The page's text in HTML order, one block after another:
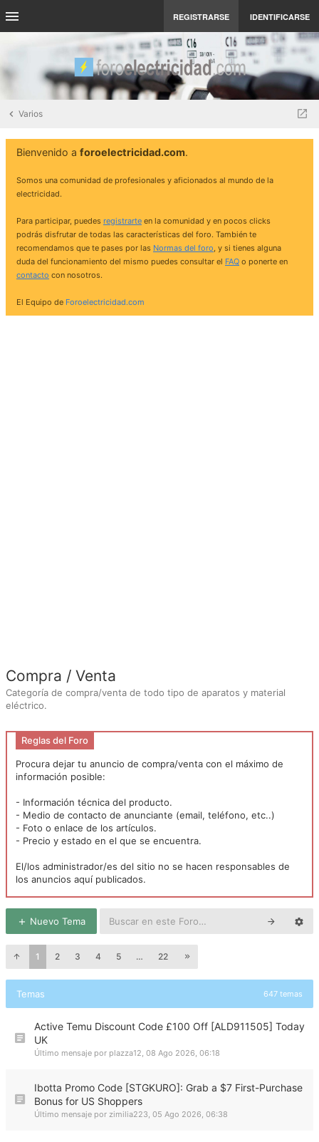
REGISTRARSE IDENTIFICARSE
Varios
Bienvenido a foroelectricidad.com.
Somos una comunidad de profesionales y aficionados al mundo de la
electricidad.
Para participar, puedes registrarte en la comunidad y en pocos clicks
podrás disfrutar de todas las características del foro. También te
recomendamos que te pases por las Normas del foro, y si tienes alguna
duda del funcionamiento del mismo puedes consultar el FAQ o ponerte en
contacto con nosotros.
El Equipo de Foroelectricidad.com
Compra / Venta
Categoría de compra/venta de todo tipo de aparatos y material
eléctrico.
Reglas del Foro
Procura dejar tu anuncio de compra/venta con el máximo de
información posible:
- Información técnica del producto.
- Medio de contacto de anunciante (email, teléfono, etc..)
- Foto o enlace de los artículos.
- Precio y estado en el que se encuentra.
El/los administrador/es del sitio no se hacen responsables de
los anuncios aquí publicados.
Nuevo Tema
1 2 3 4 5 … 22
Temas 647 temas
Active Temu Discount Code £100 Off [ALD911505] Today
UK
Último mensaje por plazza12, 08 Ago 2026, 06:18
Ibotta Promo Code [STGKURO]: Grab a $7 First-Purchase
Bonus for US Shoppers
Último mensaje por zimilia223, 05 Ago 2026, 06:38